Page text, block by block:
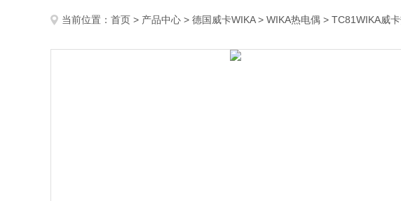
当前位置： 首页 > 产品中心 > 德国威卡WIKA> WIKA热电偶 > TC81WIKA威